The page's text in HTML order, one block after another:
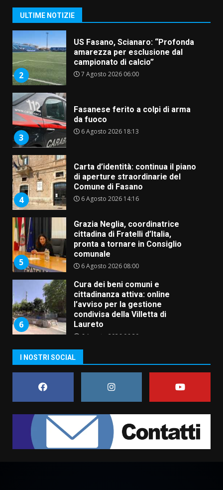
ULTIME NOTIZIE
1
2
US Fasano, Scianaro: “Profonda
amarezza per esclusione dal
campionato di calcio”
7 Agosto 2026 06:00
3
Fasanese ferito a colpi di arma
da fuoco
6 Agosto 2026 18:13
4
Carta d’identità: continua il piano
di aperture straordinarie del
Comune di Fasano
6 Agosto 2026 14:16
5
Grazia Neglia, coordinatrice
cittadina di Fratelli d’Italia,
pronta a tornare in Consiglio
comunale
6 Agosto 2026 08:00
6
Cura dei beni comuni e
cittadinanza attiva: online
l’avviso per la gestione
condivisa della Villetta di
Laureto
6 Agosto 2026 06:20
assoluta de “L’Albergo
Belvedere. Il rapimento”
6 Agosto 2026 06:15
1
Rivoluzione”: nuovo
appuntamento con “Fasano in
Banda”
I NOSTRI SOCIAL